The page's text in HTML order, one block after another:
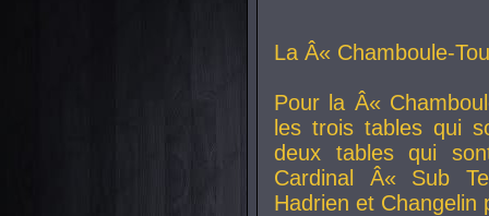
La Â« Chamboule-
Pour la Â«
les trois tables qui
deux tables qui
Cardinal
Â« Sub
Hadrien et Changelin